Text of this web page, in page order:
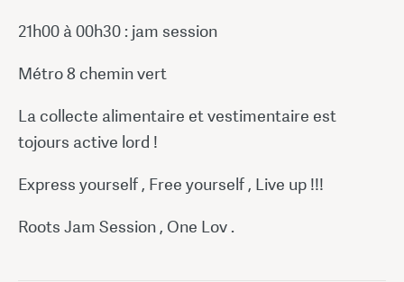
21h00 à 00h30 : jam session
Métro 8 chemin vert
La collecte alimentaire et vestimentaire est
tojours active lord !
Express yourself , Free yourself , Live up !!!
Roots Jam Session , One Lov .